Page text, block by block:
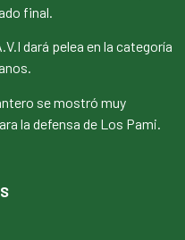
final.
dará pelea en la categoría
se mostró muy
la defensa de Los Pami.